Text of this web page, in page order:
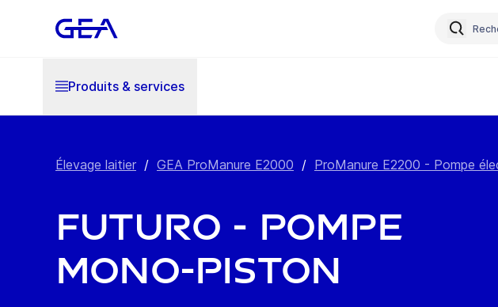
Produits & services
Élevage laitier / GEA ProManure E2000 / ProManure E2200 - Pompe
Futuro - Pompe
mono-piston